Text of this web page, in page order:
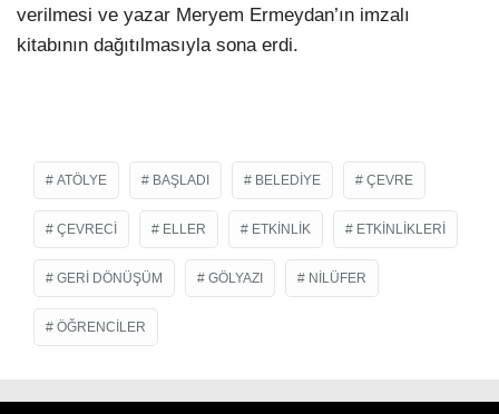
verilmesi ve yazar Meryem Ermeydan’ın imzalı
kitabının dağıtılmasıyla sona erdi.
ATÖLYE BAŞLADI BELEDIYE ÇEVRE
ÇEVRECI ELLER ETKINLIK ETKINLIKLERI
GERI DÖNÜŞÜM GÖLYAZI NILÜFER
ÖĞRENCILER